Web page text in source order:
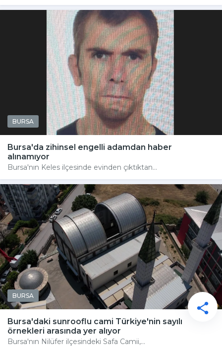
BURSA
Bursa'da zihinsel engelli adamdan haber
alınamıyor
Bursa'nın Keles ilçesinde evinden çıktıktan...
BURSA
Bursa'daki sunrooflu cami Türkiye'nin sayılı
örnekleri arasında yer alıyor
Bursa'nın Nilüfer ilçesindeki Safa Camii,...